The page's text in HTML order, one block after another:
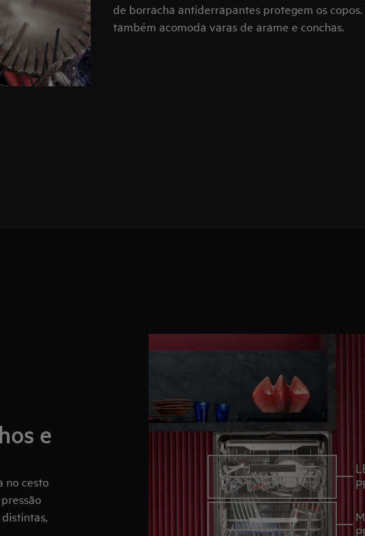
de borracha antiderrapantes protegem os
também acomoda varas de arame e conchas.
e
no cesto